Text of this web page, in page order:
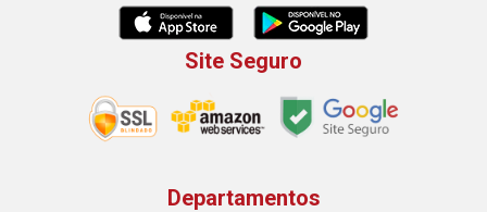
Site Seguro
Departamentos